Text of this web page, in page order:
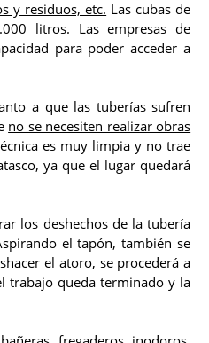
y residuos, etc. Las cubas de
litros. Las empresas de
para poder acceder a
a que las tuberías sufren
no se necesiten realizar obras
es muy limpia y no trae
ya que el lugar quedará
los deshechos de la tubería
el tapón, también se
el atoro, se procederá a
trabajo queda terminado y la